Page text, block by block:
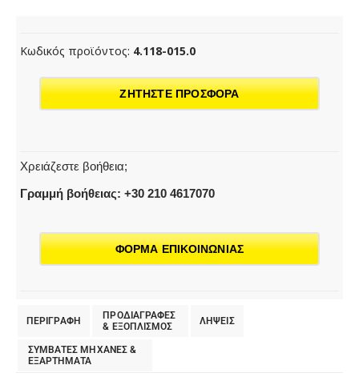
Κωδικός προϊόντος: 4.118-015.0
ΖΗΤΗΣΤΕ ΠΡΟΣΦΟΡΑ
Χρειάζεστε βοήθεια;
Γραμμή βοήθειας: +30 210 4617070
ΦΟΡΜΑ ΕΠΙΚΟΙΝΩΝΙΑΣ
ΠΕΡΙΓΡΑΦΗ
ΠΡΟΔΙΑΓΡΑΦΕΣ
& EΞΟΠΛΙΣΜΟΣ
ΛΗΨΕΙΣ
ΣΥΜΒΑΤΕΣ ΜΗΧΑΝΕΣ &
ΕΞΑΡΤΗΜΑΤΑ